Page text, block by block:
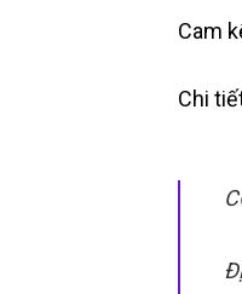
Cam
Chi